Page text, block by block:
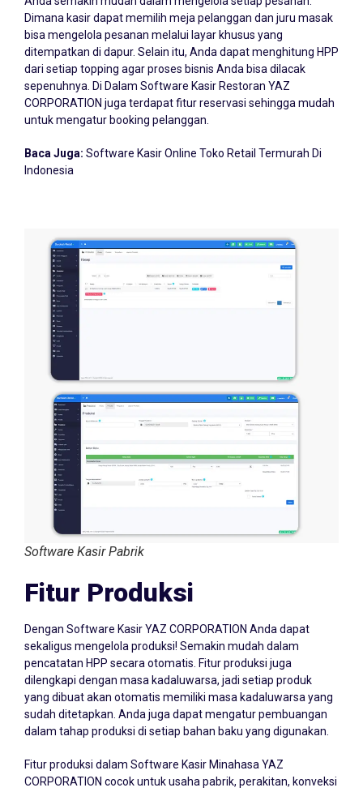
bisa mengelola pesanan melalui layar khusus yang
ditempatkan di dapur. Selain itu, Anda dapat menghitung HPP
dari setiap topping agar proses bisnis Anda bisa dilacak
sepenuhnya. Di Dalam Software Kasir Restoran YAZ
CORPORATION juga terdapat fitur reservasi sehingga mudah
untuk mengatur booking pelanggan.
Indonesia
Software Kasir Pabrik
Fitur Produksi
sekaligus mengelola produksi! Semakin mudah dalam
pencatatan HPP secara otomatis. Fitur produksi juga
dilengkapi dengan masa kadaluwarsa, jadi setiap produk
yang dibuat akan otomatis memiliki masa kadaluwarsa yang
sudah ditetapkan. Anda juga dapat mengatur pembuangan
dalam tahap produksi di setiap bahan baku yang digunakan.
CORPORATION cocok untuk usaha pabrik, perakitan, konveksi
hingga bisnis lainnya yang memproduksi barang secara